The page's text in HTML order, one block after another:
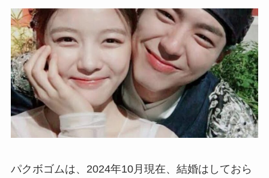
パクボゴムは、2024年10月現在、結婚はしておら